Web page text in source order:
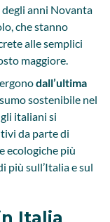
anni Novanta
che stanno
alle semplici
maggiore.
dall’ultima
sostenibile nel
italiani si
da parte di
ecologiche più
più sull’Italia e sul
Italia